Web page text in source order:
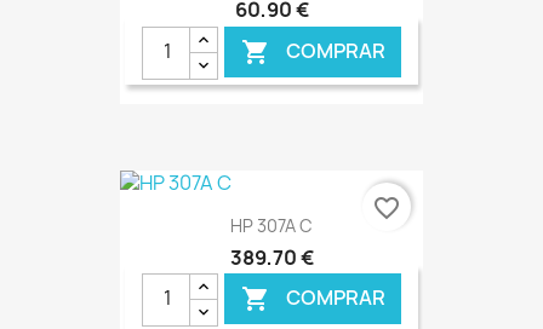
60,90 €
 COMPRAR
€ ONLINE
HP 307A C
389,70 €
 COMPRAR
favorite_border